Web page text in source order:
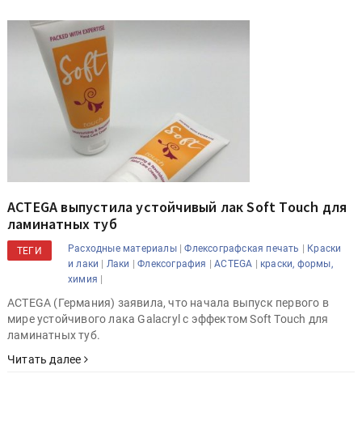
ACTEGA выпустила устойчивый лак Soft Touch для
ламинатных туб
ТЕГИ Расходные материалы|Флексографская печать | Краски
и лаки | Лаки |Флексография |ACTEGA | краски, формы,
химия |
ACTEGA (Германия) заявила, что начала выпуск первого в
мире устойчивого лака Galacryl с эффектом Soft Touch для
ламинатных туб.
Читать далее